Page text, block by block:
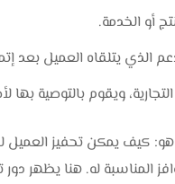
أو الخدمة.
الذي يتلقاه العميل بعد
ويقوم بالتوصية بها
كيف يمكن تحفيز العميل
المناسبة له. هنا يظهر